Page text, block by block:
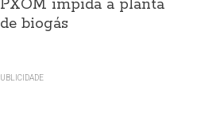
PXOM impida a planta
de biogás